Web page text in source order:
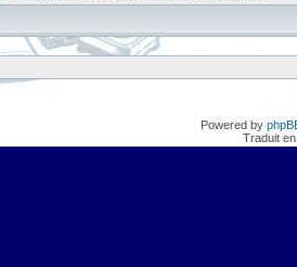
Powered by
Traduit